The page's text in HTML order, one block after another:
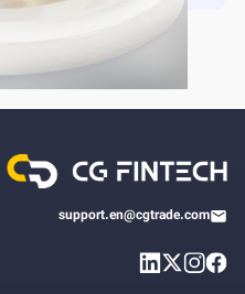
support.en@cgtrade.com